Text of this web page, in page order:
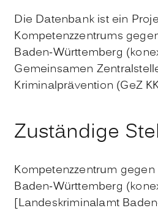
Die Datenbank ist ein
Kompetenzzentrums
Baden-Württemberg
Gemeinsamen
Kriminalprävention (GeZ
Zuständige
Kompetenzzentrum
Baden-Württemberg
[Landeskriminalamt